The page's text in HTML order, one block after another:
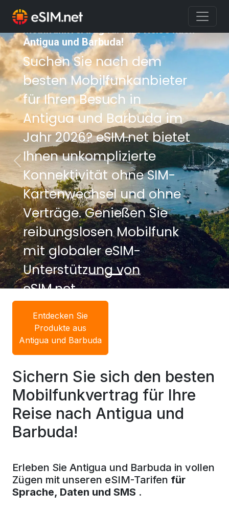
Sichern Sie sich den besten
Antigua und Barbuda!
Suchen Sie nach dem
besten Mobilfunkanbieter
für Ihren Besuch in
Antigua und Barbuda im
Jahr 2026? eSIM.net bietet
Ihnen unkomplizierte
Konnektivität ohne SIM-
Kartenwechsel und ohne
Verträge. Genießen Sie
reibungslosen Mobilfunk
mit globaler eSIM-
Unterstützung von
eSIM.net.
Previous Next
Entdecken Sie
Produkte aus
Antigua und Barbuda
Sichern Sie sich den besten
Mobilfunkvertrag für Ihre
Reise nach Antigua und
Barbuda!
Erleben Sie Antigua und Barbuda in vollen
Zügen mit unseren eSIM-Tarifen für
Sprache, Daten und SMS .